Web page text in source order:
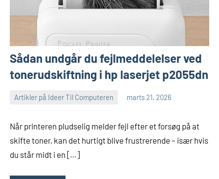
Sådan undgår du fejlmeddelelser ved
tonerudskiftning i hp laserjet p2055dn
Artikler på Ideer Til Computeren marts 21, 2026
Når printeren pludselig melder fejl efter et forsøg på at
skifte toner, kan det hurtigt blive frustrerende – især hvis
du står midt i en […]